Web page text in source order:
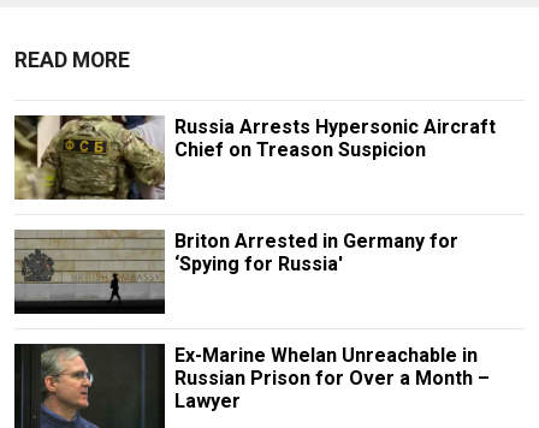
READ MORE
Russia Arrests Hypersonic Aircraft
Chief on Treason Suspicion
Briton Arrested in Germany for
‘Spying for Russia'
Ex-Marine Whelan Unreachable in
Russian Prison for Over a Month –
Lawyer